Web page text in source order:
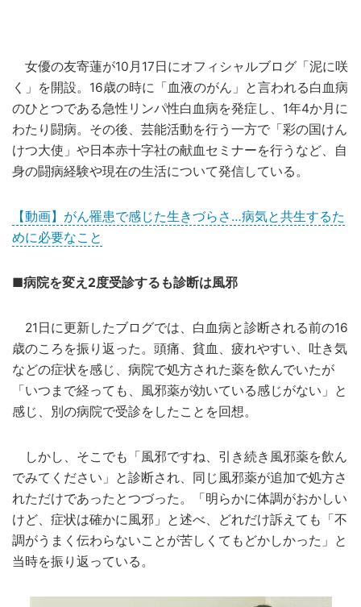
女優の友寄蓮が10月17日にオフィシャルブログ「泥に咲
く」を開設。16歳の時に「血液のがん」と言われる白血病
のひとつである急性リンパ性白血病を発症し、1年4か月に
わたり闘病。その後、芸能活動を行う一方で「彩の国けん
けつ大使」や日本赤十字社の献血セミナーを行うなど、自
身の闘病経験や現在の生活について発信している。
【動画】がん罹患で感じた生きづらさ…病気と共生するた
めに必要なこと
■病院を変え2度受診するも診断は風邪
21日に更新したブログでは、白血病と診断される前の16
歳のころを振り返った。頭痛、貧血、疲れやすい、吐き気
などの症状を感じ、病院で処方された薬を飲んでいたが
「いつまで経っても、風邪薬が効いている感じがない」と
感じ、別の病院で受診をしたことを回想。
しかし、そこでも「風邪ですね、引き続き風邪薬を飲ん
でみてください」と診断され、同じ風邪薬が追加で処方さ
れただけであったとつづった。「明らかに体調がおかしい
けど、症状は確かに風邪」と述べ、どれだけ訴えても「不
調がうまく伝わらないことが苦しくてもどかしかった」と
当時を振り返っている。